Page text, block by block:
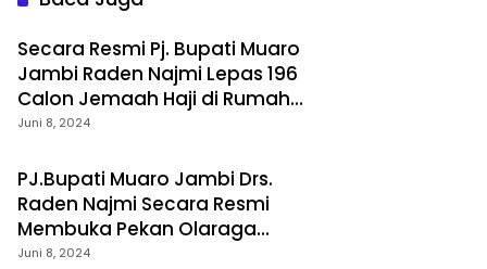
Secara Resmi Pj. Bupati Muaro
Jambi Raden Najmi Lepas 196
Calon Jemaah Haji di Rumah
Dinas Bupati
Juni 8, 2024
PJ.Bupati Muaro Jambi Drs.
Raden Najmi Secara Resmi
Membuka Pekan Olaraga
Kecamatan (PORKEC ll)
Juni 8, 2024